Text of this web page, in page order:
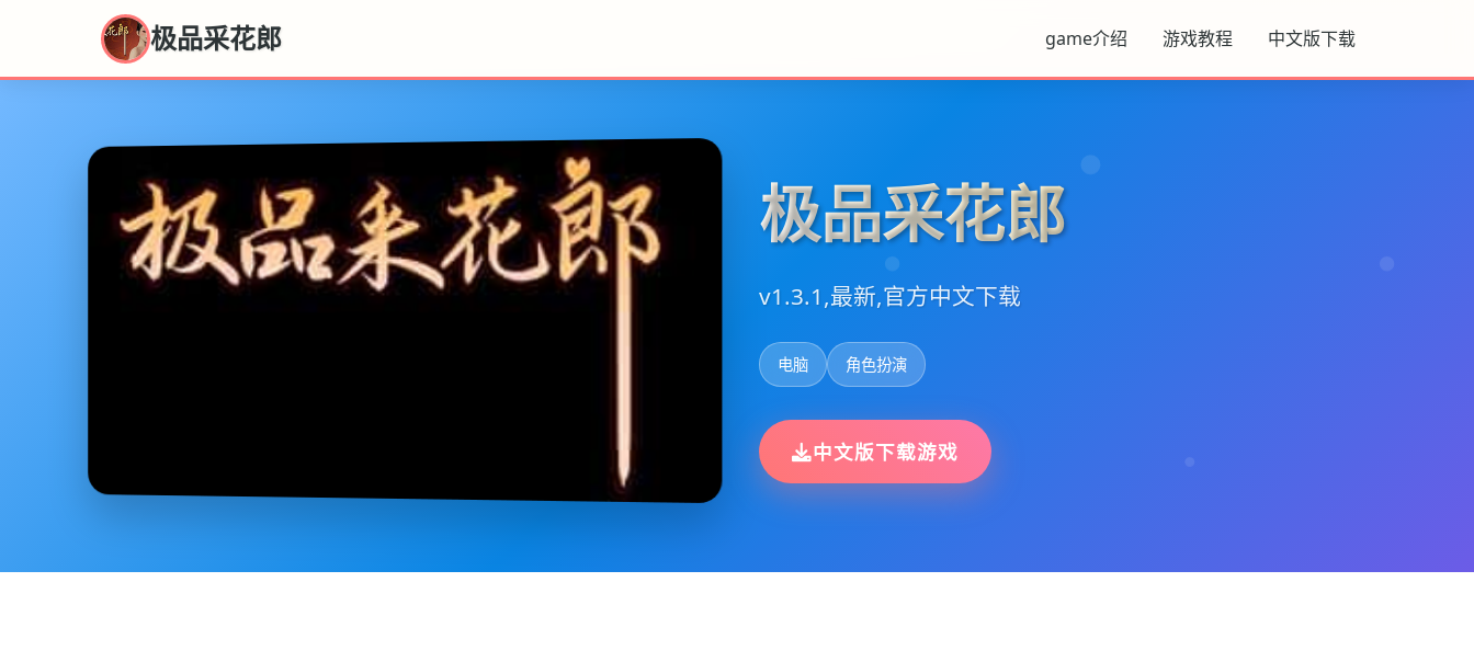
极品采花郎 game介绍 游戏教程 中文版下载
极品采花郎
v1.3.1,最新,官方中文下载
电脑 角色扮演
中文版下载游戏